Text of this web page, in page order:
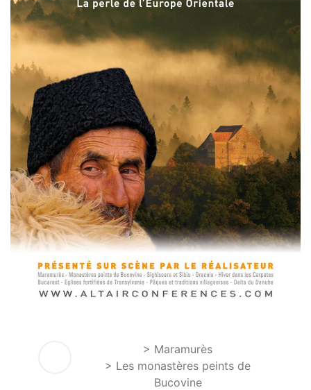
> Maramurès
> Les monastères peints de
Bucovine